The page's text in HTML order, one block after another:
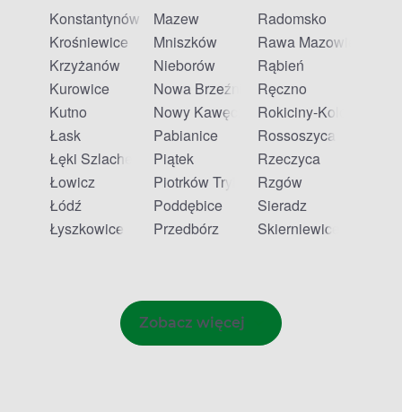
Konstantynów Łódzki
Krośniewice
Krzyżanów
Kurowice
Kutno
Łask
Łęki Szlacheckie
Łowicz
Łódź
Łyszkowice
Mazew
Mniszków
Nieborów
Nowa Brzeźnica
Nowy Kawęczyn
Pabianice
Piątek
Piotrków Trybunalski
Poddębice
Przedbórz
Radomsko
Rawa Mazowiecka
Rąbień
Ręczno
Rokiciny-Kolonia
Rossoszyca
Rzeczyca
Rzgów
Sieradz
Skierniewice
Zobacz więcej